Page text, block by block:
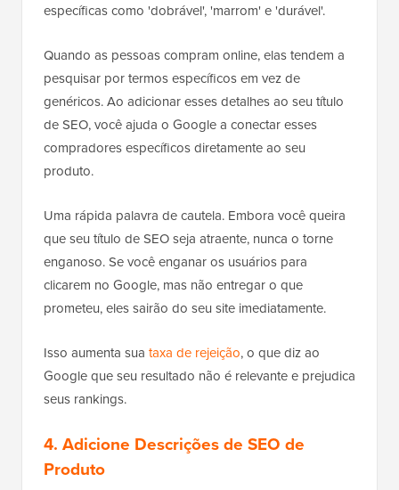
específicas como 'dobrável', 'marrom' e 'durável'.
Quando as pessoas compram online, elas tendem a
pesquisar por termos específicos em vez de
genéricos. Ao adicionar esses detalhes ao seu título
de SEO, você ajuda o Google a conectar esses
compradores específicos diretamente ao seu
produto.
Uma rápida palavra de cautela. Embora você queira
que seu título de SEO seja atraente, nunca o torne
enganoso. Se você enganar os usuários para
clicarem no Google, mas não entregar o que
prometeu, eles sairão do seu site imediatamente.
Isso aumenta sua taxa de rejeição, o que diz ao
Google que seu resultado não é relevante e prejudica
seus rankings.
4. Adicione Descrições de SEO de
Produto